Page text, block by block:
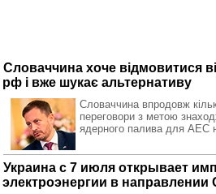
Словаччина хоче відмовитися
рф і вже шукає альтернативу
Словаччина впродовж
переговори з метою
ядерного палива для АЕС
Украина с 7 июля открывает
электроэнергии в направлении